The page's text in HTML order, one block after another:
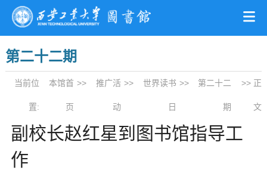
第二十二期
当前位
置:
本馆首
页
>> 推广活
动
>> 世界读书
日
>> 第二十二
期
>> 正
文
副校长赵红星到图书馆指导工
作